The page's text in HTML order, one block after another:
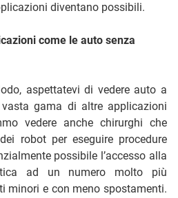
diventano possibili.
come le auto senza
aspettatevi di vedere auto a
gama di altre applicazioni
vedere anche chirurghi che
robot per eseguire procedure
possibile l’accesso alla
ad un numero molto più
minori e con meno spostamenti.